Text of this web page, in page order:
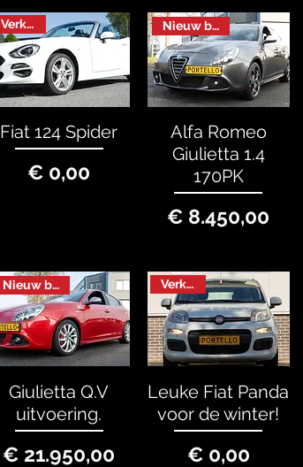
Verkocht
Fiat 124 Spider
Prijs
€ 0,00
Nieuw binnen
Alfa Romeo
Giulietta 1.4
170PK
Prijs
€ 8.450,00
Nieuw binnen
Giulietta Q.V
uitvoering.
Prijs
€ 21.950,00
Verkocht
Leuke Fiat Panda
voor de winter!
Prijs
€ 0,00